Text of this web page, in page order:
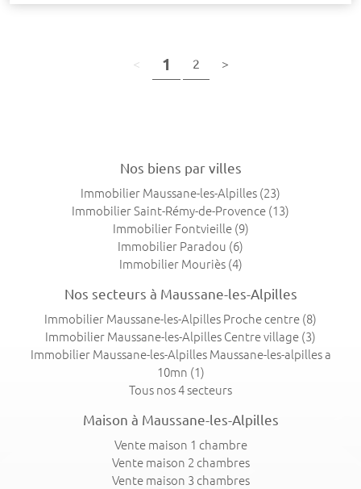
<page précédente
1 (page courante)
2(page courante)
>page suivante
Nos biens par villes
Immobilier Maussane-les-Alpilles (23)
Immobilier Saint-Rémy-de-Provence (13)
Immobilier Fontvieille(9)
Immobilier Paradou (6)
Immobilier Mouriès(4)
Nos secteurs à Maussane-les-Alpilles
Immobilier Maussane-les-Alpilles Proche centre (8)
Immobilier Maussane-les-Alpilles Centre village (3)
Immobilier Maussane-les-Alpilles Maussane-les-alpilles a
10mn (1)
Tous nos 4 secteurs
Maison à Maussane-les-Alpilles
Vente maison 1 chambre
Vente maison 2 chambres
Vente maison 3 chambres